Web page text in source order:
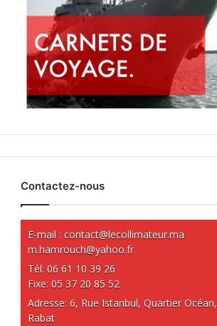
Contactez-nous
E-mail :contact@lecollimateur.ma
m.hamrouch@yahoo.fr
Tél: 06 61 10 39 26
Fixe: 05 37 20 85 52
Adresse: 6, Rue Istanbul, Quartier Océan,
Rabat